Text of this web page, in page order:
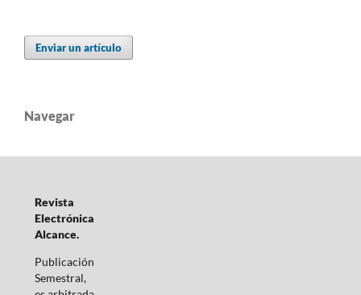
Enviar un artículo
Navegar
Revista
Electrónica
Alcance.
Publicación
Semestral,